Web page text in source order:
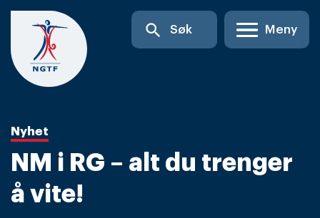
Skip
content
search Søk Meny
Nyhet
NM i RG – alt du trenger
å vite!